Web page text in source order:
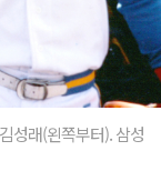
성래(왼쪽부터). 삼성